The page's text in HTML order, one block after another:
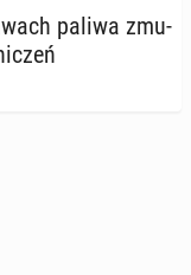
paliwa zmu­